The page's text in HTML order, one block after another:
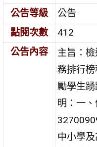
公告等級
公告
點閱次數
412
公告內容
主旨：
務排行
勵學生
明：一
中小學